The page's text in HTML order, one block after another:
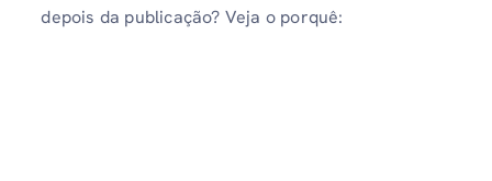
depois da publicação? Veja o porquê: